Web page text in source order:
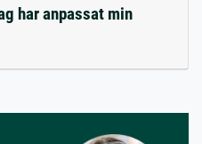
har anpassat min